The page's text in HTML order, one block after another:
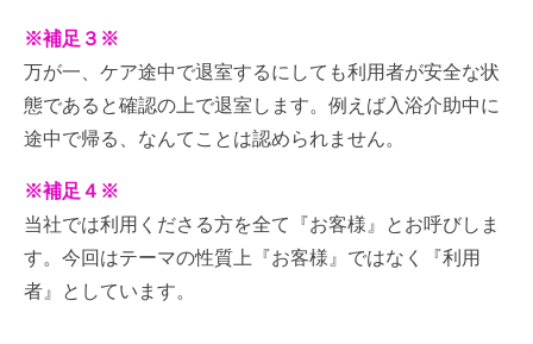
※補足３※
万が一、ケア途中で退室するにしても利用者が安全な状
態であると確認の上で退室します。例えば入浴介助中に
途中で帰る、なんてことは認められません。
※補足４※
当社では利用くださる方を全て『お客様』とお呼びしま
す。今回はテーマの性質上『お客様』ではなく『利用
者』としています。